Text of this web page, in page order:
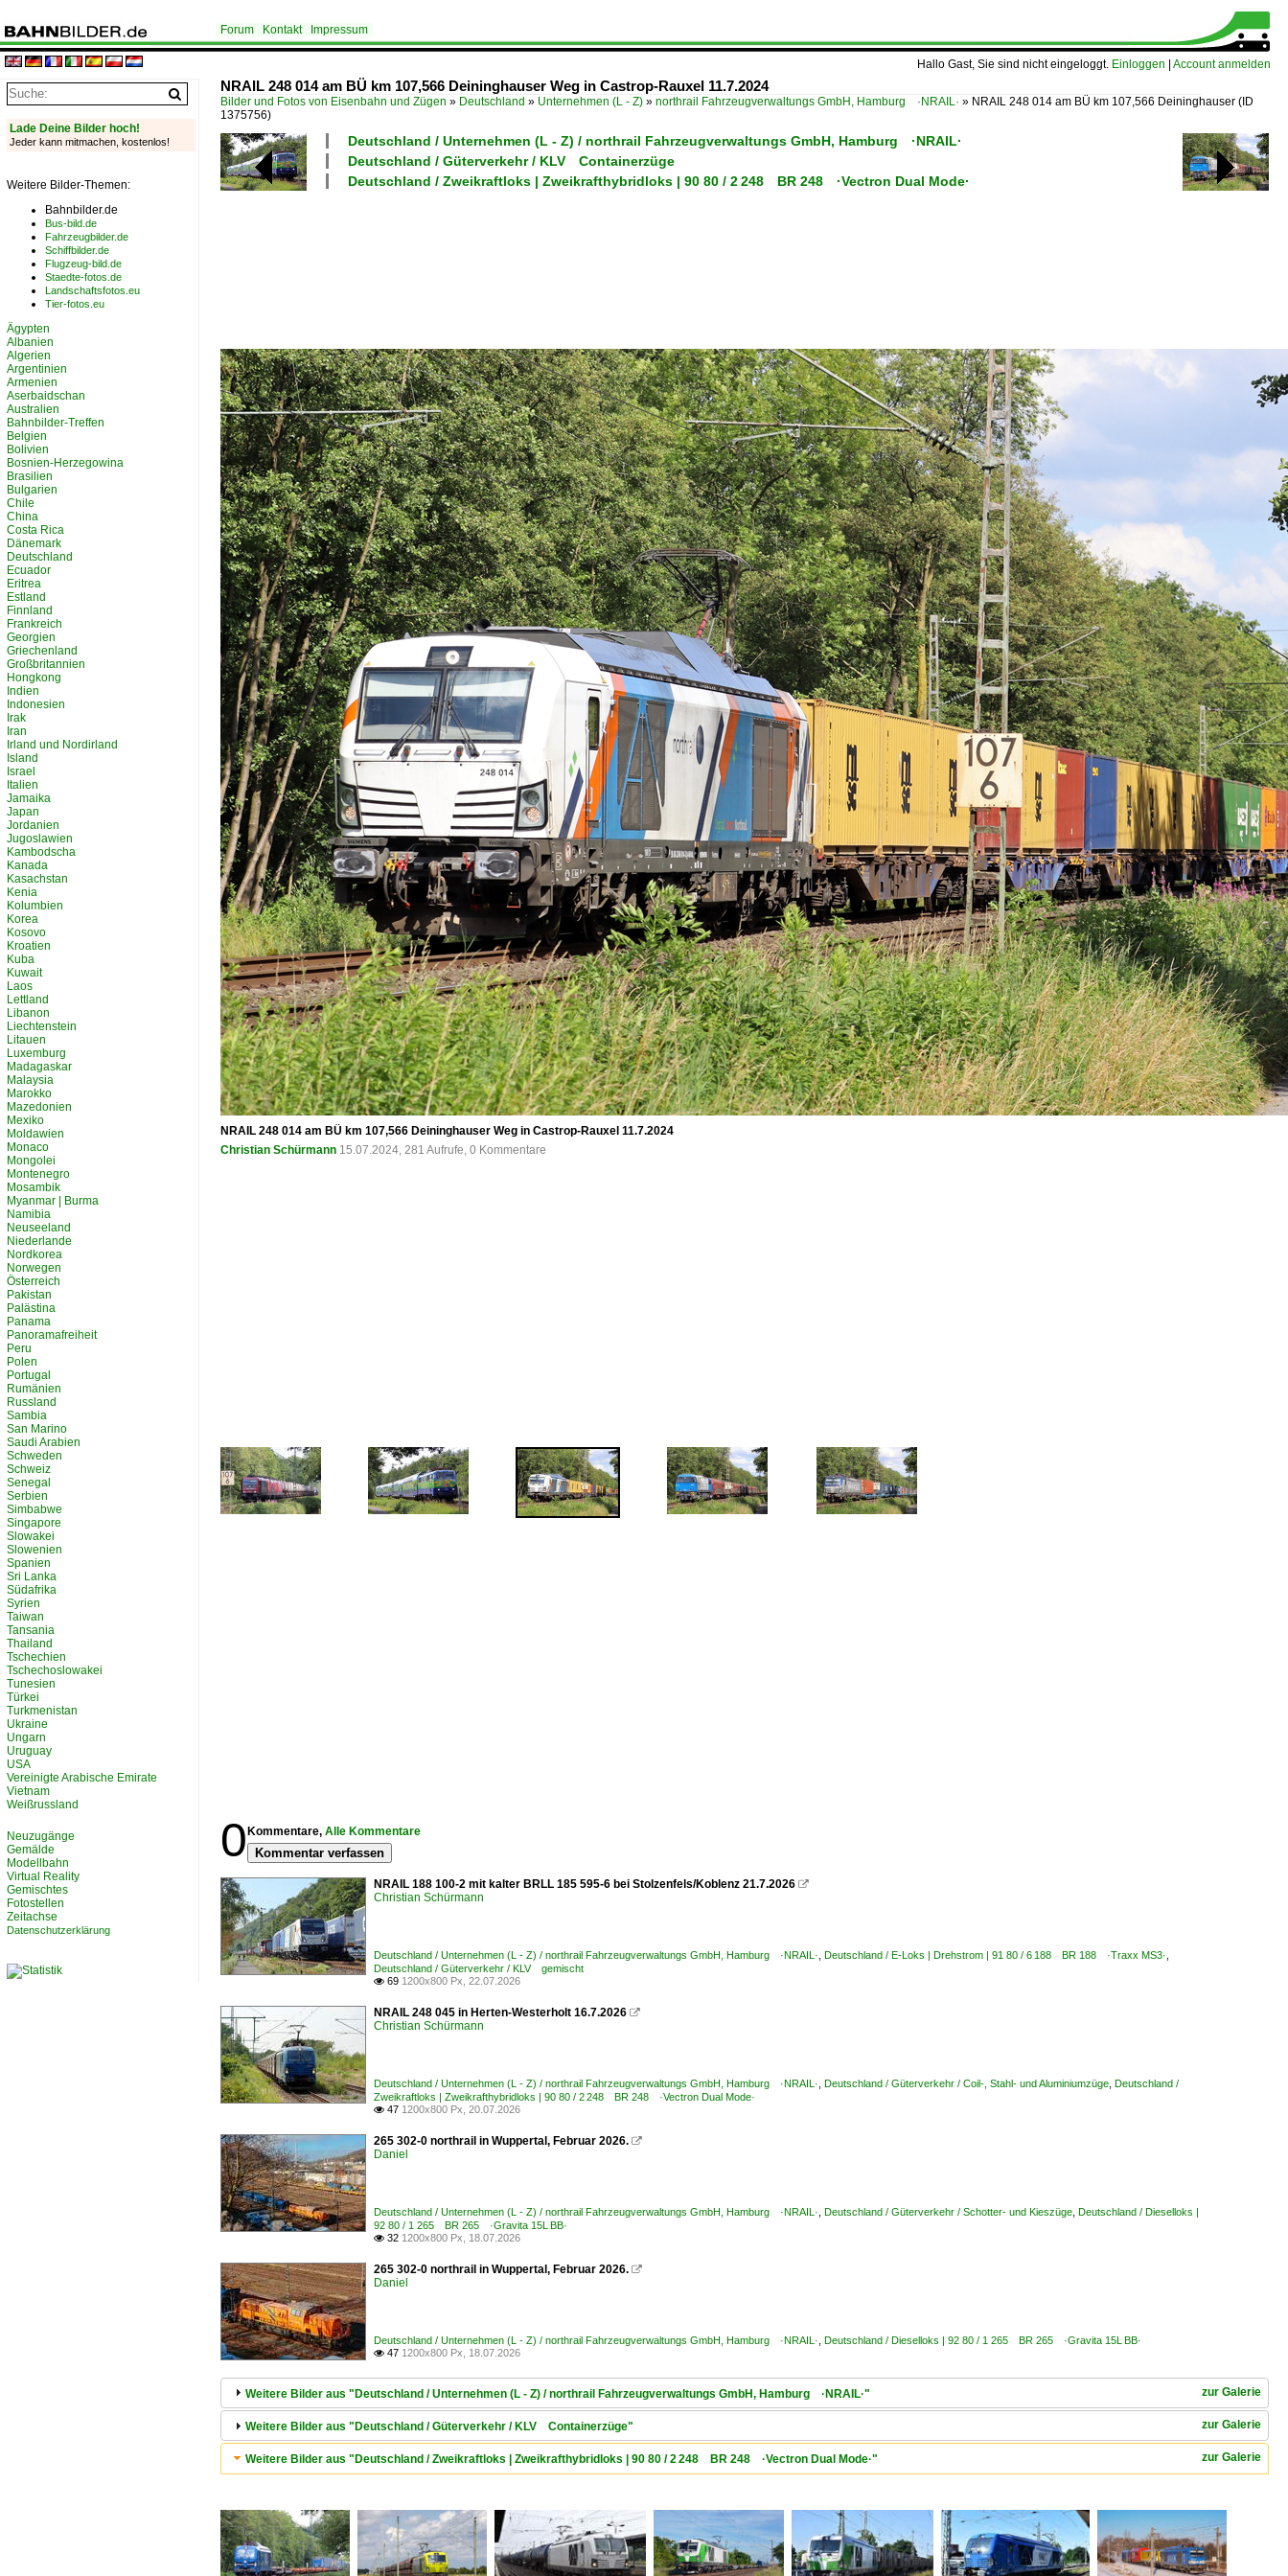
Hallo Gast, Sie sind nicht eingeloggt. Einloggen Account anmelden
Forum Kontakt Impressum
NRAIL 248 014 am BÜ km 107,566 Deininghauser Weg in Castrop-Rauxel 11.7.2024
Bilder und Fotos von Eisenbahn und Zügen » Deutschland » Unternehmen (L - Z) » northrail Fahrzeugverwaltungs GmbH, Hamburg ·NRAIL· » NRAIL 248 014 am BÜ km 107,566 Deininghauser (ID
1375756)
Deutschland / Unternehmen (L - Z) / northrail Fahrzeugverwaltungs GmbH, Hamburg ·NRAIL·
Deutschland / Güterverkehr / KLV Containerzüge
Deutschland / Zweikraftloks | Zweikrafthybridloks | 90 80 / 2 248 BR 248 ·Vectron Dual Mode·
NRAIL 248 014 am BÜ km 107,566 Deininghauser Weg in Castrop-Rauxel 11.7.2024
Christian Schürmann 15.07.2024, 281 Aufrufe, 0 Kommentare
0 Kommentare, Alle Kommentare
Kommentar verfassen
NRAIL 188 100-2 mit kalter BRLL 185 595-6 bei Stolzenfels/Koblenz 21.7.2026 
Christian Schürmann
Deutschland / Unternehmen (L - Z) / northrail Fahrzeugverwaltungs GmbH, Hamburg ·NRAIL· Deutschland / E-Loks | Drehstrom | 91 80 / 6 188 BR 188 ·Traxx MS3·
Deutschland / Güterverkehr / KLV gemischt
 69 1200x800 Px, 22.07.2026
NRAIL 248 045 in Herten-Westerholt 16.7.2026 
Christian Schürmann
Deutschland / Unternehmen (L - Z) / northrail Fahrzeugverwaltungs GmbH, Hamburg ·NRAIL· Deutschland / Güterverkehr / Coil-, Stahl- und Aluminiumzüge Deutschland /
Zweikraftloks | Zweikrafthybridloks | 90 80 / 2 248 BR 248 ·Vectron Dual Mode·
 47 1200x800 Px, 20.07.2026
265 302-0 northrail in Wuppertal, Februar 2026. 
Daniel
Deutschland / Unternehmen (L - Z) / northrail Fahrzeugverwaltungs GmbH, Hamburg ·NRAIL· Deutschland / Güterverkehr / Schotter- und Kieszüge Deutschland / Dieselloks |
92 80 / 1 265 BR 265 ·Gravita 15L BB·
 32 1200x800 Px, 18.07.2026
265 302-0 northrail in Wuppertal, Februar 2026. 
Daniel
Deutschland / Unternehmen (L - Z) / northrail Fahrzeugverwaltungs GmbH, Hamburg ·NRAIL· Deutschland / Dieselloks | 92 80 / 1 265 BR 265 ·Gravita 15L BB·
 47 1200x800 Px, 18.07.2026
zur Galerie
Weitere Bilder aus "Deutschland / Unternehmen (L - Z) / northrail Fahrzeugverwaltungs GmbH, Hamburg ·NRAIL·"
zur Galerie
Weitere Bilder aus "Deutschland / Güterverkehr / KLV Containerzüge"
zur Galerie
Weitere Bilder aus "Deutschland / Zweikraftloks | Zweikrafthybridloks | 90 80 / 2 248 BR 248 ·Vectron Dual Mode·"
Lade Deine Bilder hoch!
Jeder kann mitmachen, kostenlos!
Weitere Bilder-Themen:
Bahnbilder.de
Bus-bild.de
Fahrzeugbilder.de
Schiffbilder.de
Flugzeug-bild.de
Staedte-fotos.de
Landschaftsfotos.eu
Tier-fotos.eu
Ägypten
Albanien
Algerien
Argentinien
Armenien
Aserbaidschan
Australien
Bahnbilder-Treffen
Belgien
Bolivien
Bosnien-Herzegowina
Brasilien
Bulgarien
Chile
China
Costa Rica
Dänemark
Deutschland
Ecuador
Eritrea
Estland
Finnland
Frankreich
Georgien
Griechenland
Großbritannien
Hongkong
Indien
Indonesien
Irak
Iran
Irland und Nordirland
Island
Israel
Italien
Jamaika
Japan
Jordanien
Jugoslawien
Kambodscha
Kanada
Kasachstan
Kenia
Kolumbien
Korea
Kosovo
Kroatien
Kuba
Kuwait
Laos
Lettland
Libanon
Liechtenstein
Litauen
Luxemburg
Madagaskar
Malaysia
Marokko
Mazedonien
Mexiko
Moldawien
Monaco
Mongolei
Montenegro
Mosambik
Myanmar | Burma
Namibia
Neuseeland
Niederlande
Nordkorea
Norwegen
Österreich
Pakistan
Palästina
Panama
Panoramafreiheit
Peru
Polen
Portugal
Rumänien
Russland
Sambia
San Marino
Saudi Arabien
Schweden
Schweiz
Senegal
Serbien
Simbabwe
Singapore
Slowakei
Slowenien
Spanien
Sri Lanka
Südafrika
Syrien
Taiwan
Tansania
Thailand
Tschechien
Tschechoslowakei
Tunesien
Türkei
Turkmenistan
Ukraine
Ungarn
Uruguay
USA
Vereinigte Arabische Emirate
Vietnam
Weißrussland
Neuzugänge
Gemälde
Modellbahn
Virtual Reality
Gemischtes
Fotostellen
Zeitachse
Datenschutzerklärung